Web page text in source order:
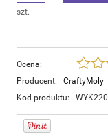
szt.
Ocena:
Producent:
CraftyMoly
Kod produktu:
WYK220